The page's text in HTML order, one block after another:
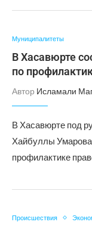
Муниципалитеты
В Хасавюрте
по
Автор Исламали
В Хасавюрте под
Хайбуллы Умарова
профилактике
Происшествия